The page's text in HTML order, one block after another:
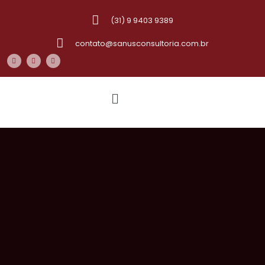
(31) 9 9403 9389
contato@sanusconsultoria.com.br